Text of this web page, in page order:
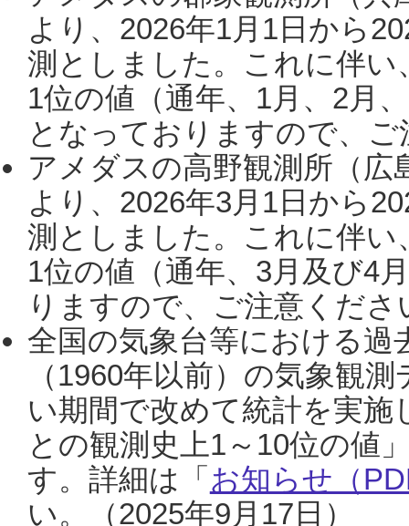
より、2026年1月1日から
測としました。これに伴い
1位の値（通年、1月、2月
となっておりますので、
アメダスの高野観測所（
より、2026年3月1日から
測としました。これに伴い
1位の値（通年、3月及び4
りますので、ご注意くだ
全国の気象台等における過
（1960年以前）の気象観
い期間で改めて統計を実
との観測史上1～10位の値
す。詳細は「 お知らせ（
い。（2025年9月17日）